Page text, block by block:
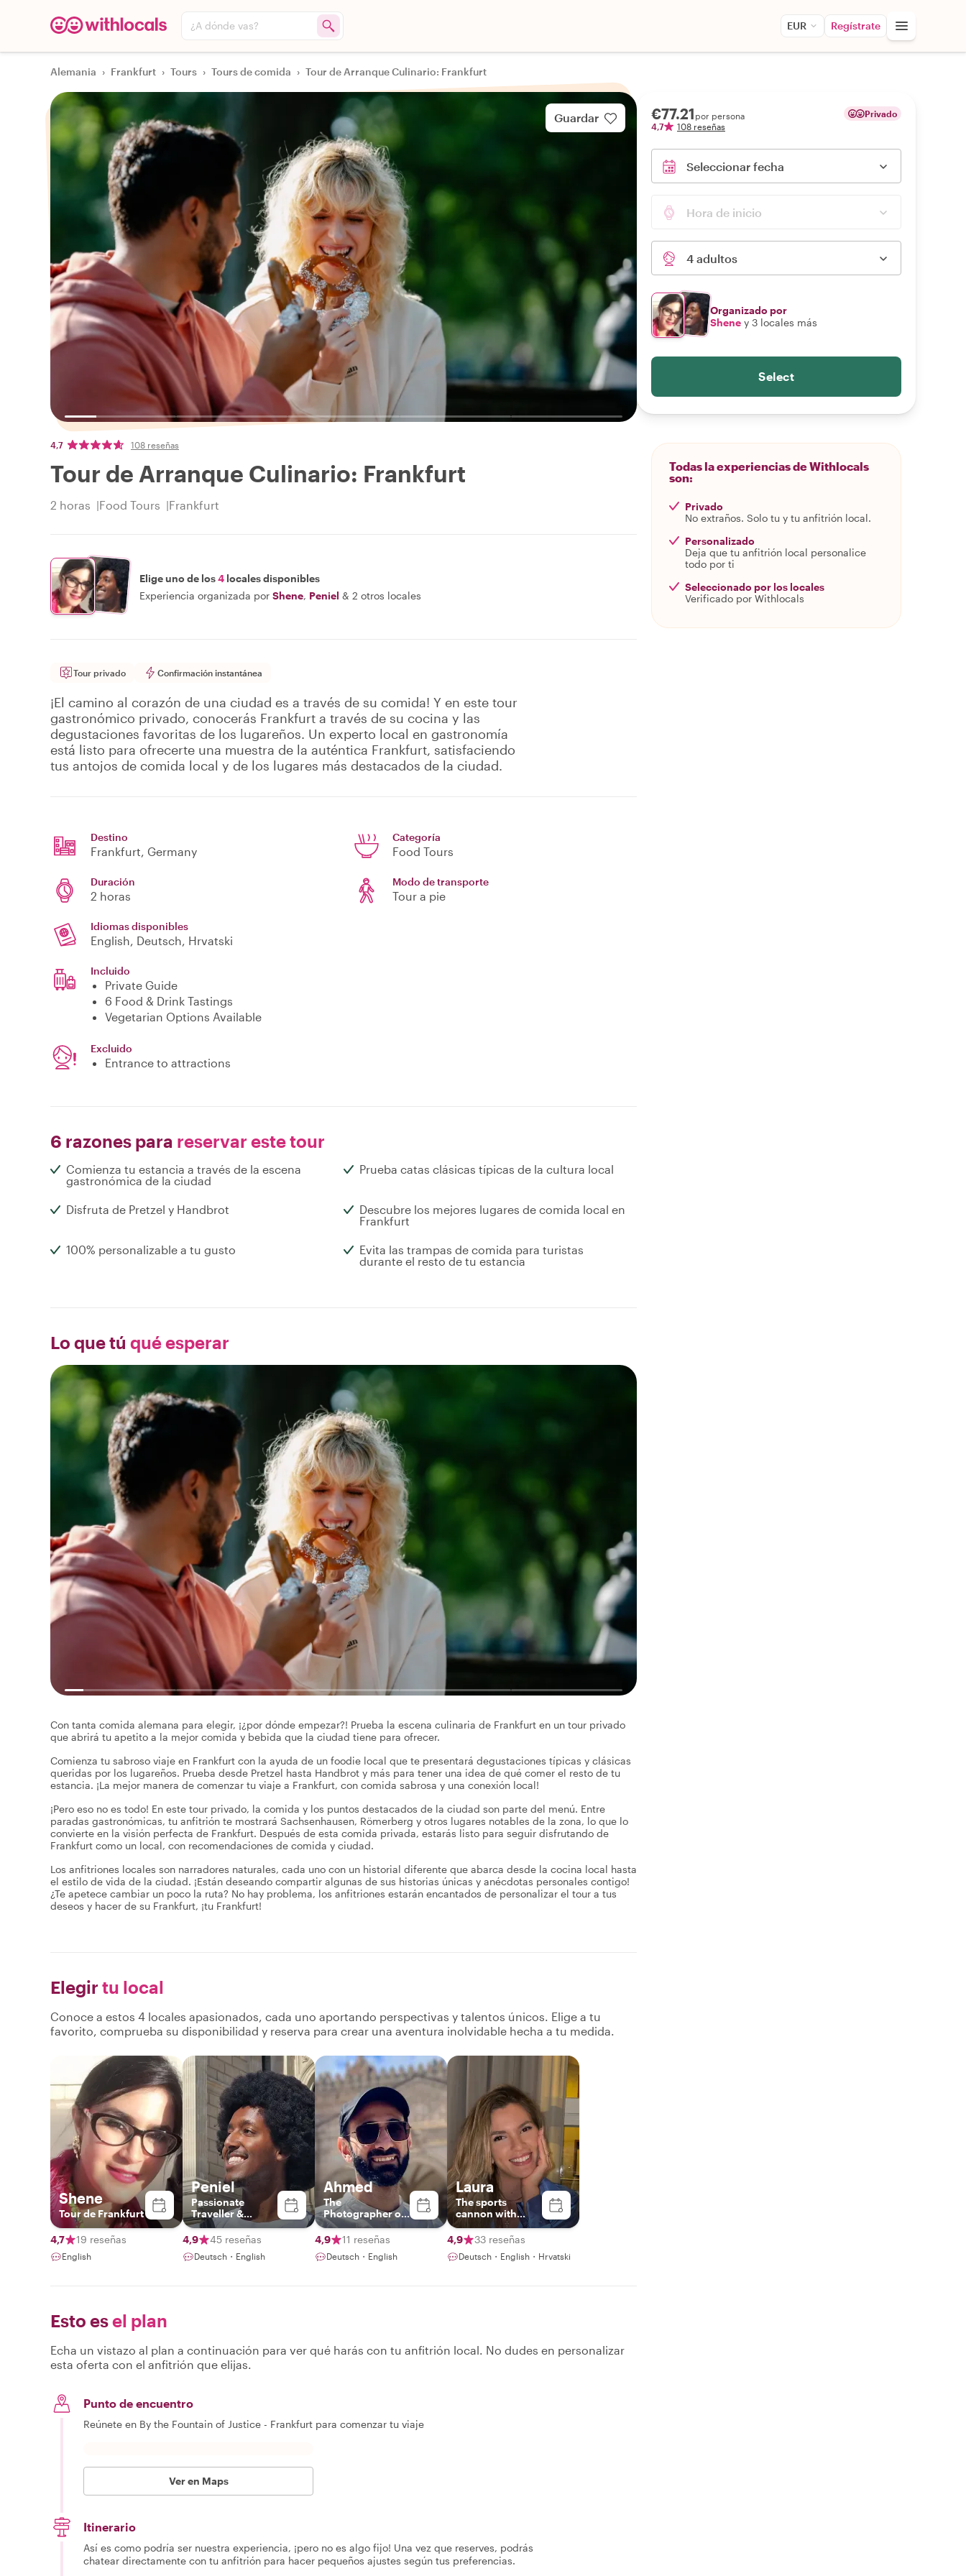
¿A dónde vas? EUR Regístrate
Alemania › Frankfurt › Tours › Tours de comida › Tour de Arranque Culinario: Frankfurt
Guardar
4,7 108 reseñas
Tour de Arranque Culinario: Frankfurt
2 horas Food Tours Frankfurt
Elige uno de los4 locales disponibles
Experiencia organizada por Shene, Peniel & 2 otros locales
Tour privado Confirmación instantánea
¡El camino al corazón de una ciudad es a través de su comida! Y en este tour
gastronómico privado, conocerás Frankfurt a través de su cocina y las
degustaciones favoritas de los lugareños. Un experto local en gastronomía
está listo para ofrecerte una muestra de la auténtica Frankfurt, satisfaciendo
tus antojos de comida local y de los lugares más destacados de la ciudad.
Destino
Frankfurt, Germany
Categoría
Food Tours
Duración
2 horas
Modo de transporte
Tour a pie
Idiomas disponibles
English, Deutsch, Hrvatski
Incluido
Private Guide
6 Food & Drink Tastings
Vegetarian Options Available
Excluido
Entrance to attractions
6 razones para reservar este tour
Comienza tu estancia a través de la escena
gastronómica de la ciudad
Prueba catas clásicas típicas de la cultura local
Disfruta de Pretzel y Handbrot
Descubre los mejores lugares de comida local en
Frankfurt
100% personalizable a tu gusto
Evita las trampas de comida para turistas
durante el resto de tu estancia
Lo que tú qué esperar
Con tanta comida alemana para elegir, ¡¿por dónde empezar?! Prueba la escena culinaria de Frankfurt en un tour privado
que abrirá tu apetito a la mejor comida y bebida que la ciudad tiene para ofrecer.
Comienza tu sabroso viaje en Frankfurt con la ayuda de un foodie local que te presentará degustaciones típicas y clásicas
queridas por los lugareños. Prueba desde Pretzel hasta Handbrot y más para tener una idea de qué comer el resto de tu
estancia. ¡La mejor manera de comenzar tu viaje a Frankfurt, con comida sabrosa y una conexión local!
¡Pero eso no es todo! En este tour privado, la comida y los puntos destacados de la ciudad son parte del menú. Entre
paradas gastronómicas, tu anfitrión te mostrará Sachsenhausen, Römerberg y otros lugares notables de la zona, lo que lo
convierte en la visión perfecta de Frankfurt. Después de esta comida privada, estarás listo para seguir disfrutando de
Frankfurt como un local, con recomendaciones de comida y ciudad.
Los anfitriones locales son narradores naturales, cada uno con un historial diferente que abarca desde la cocina local hasta
el estilo de vida de la ciudad. ¡Están deseando compartir algunas de sus historias únicas y anécdotas personales contigo!
¿Te apetece cambiar un poco la ruta? No hay problema, los anfitriones estarán encantados de personalizar el tour a tus
deseos y hacer de su Frankfurt, ¡tu Frankfurt!
Elegir tu local
Conoce a estos 4 locales apasionados, cada uno aportando perspectivas y talentos únicos. Elige a tu
favorito, comprueba su disponibilidad y reserva para crear una aventura inolvidable hecha a tu medida.
Shene
Tour de Frankfurt
4,7 19 reseñas
English
Peniel
Passionate
Traveller &
History Nerd
4,9
45 reseñas
Deutsch・English
Ahmed
The
Photographer on
wheels
4,9
11 reseñas
Deutsch・English
Laura
The sports
cannon with
good taste
4,9
33 reseñas
Deutsch・English・Hrvatski
Esto esel plan
Echa un vistazo al plan a continuación para ver qué harás con tu anfitrión local. No dudes en personalizar
esta oferta con el anfitrión que elijas.
Punto de encuentro
Reúnete en By the Fountain of Justice - Frankfurt para comenzar tu viaje
Ver en Maps
Itinerario
Así es como podría ser nuestra experiencia, ¡pero no es algo fijo! Una vez que reserves, podrás
chatear directamente con tu anfitrión para hacer pequeños ajustes según tus preferencias.
€77.21 por persona
4,7
108 reseñas
Privado
Seleccionar fecha
Hora de inicio
4 adultos
Organizado por
Shene y 3 locales más
Select
Todas la experiencias de Withlocals
son:
Privado
No extraños. Solo tu y tu anfitrión local.
Personalizado
Deja que tu anfitrión local personalice
todo por ti
Seleccionado por los locales
Verificado por Withlocals